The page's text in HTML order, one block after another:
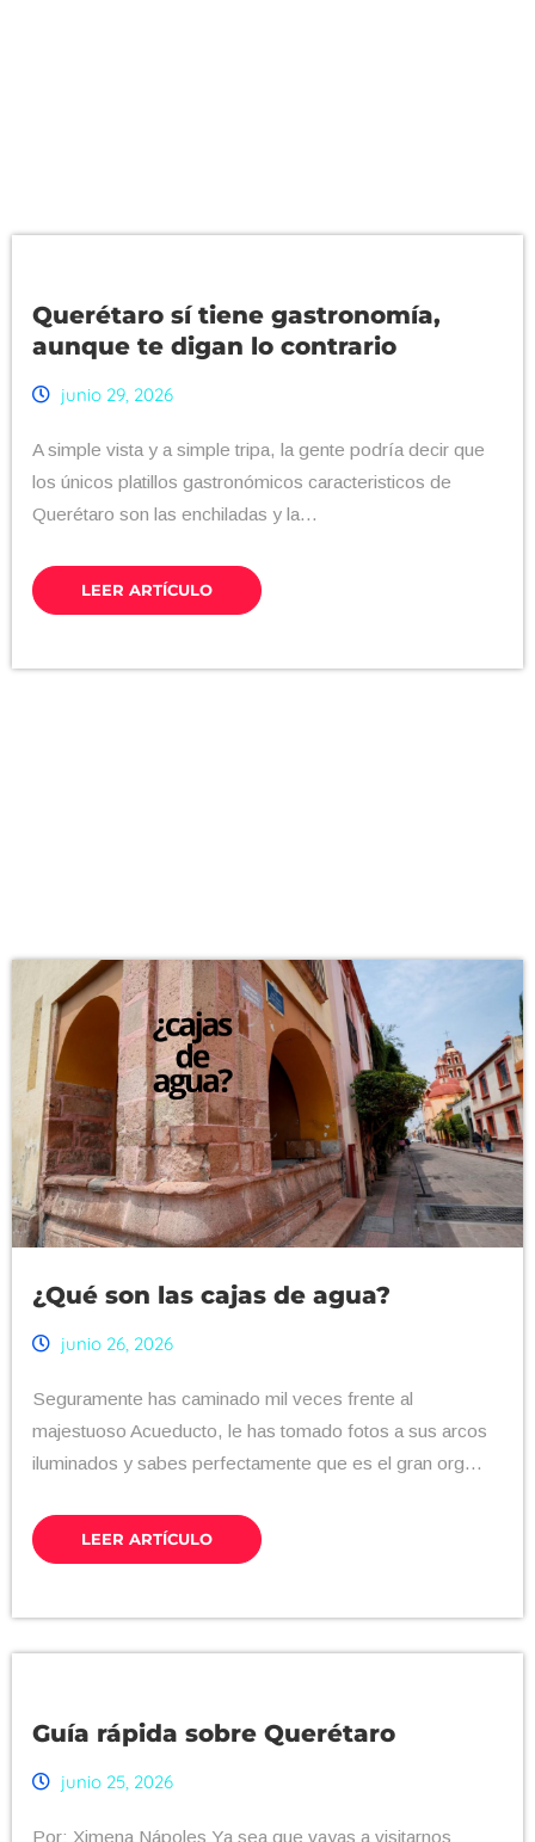
Querétaro sí tiene gastronomía,
aunque te digan lo contrario
junio 29, 2026
A simple vista y a simple tripa, la gente podría decir que
los únicos platillos gastronómicos caracteristicos de
Querétaro son las enchiladas y la...
LEER ARTÍCULO
¿Qué son las cajas de agua?
junio 26, 2026
Seguramente has caminado mil veces frente al
majestuoso Acueducto, le has tomado fotos a sus arcos
iluminados y sabes perfectamente que es el gran org...
LEER ARTÍCULO
Guía rápida sobre Querétaro
junio 25, 2026
Por: Ximena Nápoles Ya sea que vayas a visitarnos